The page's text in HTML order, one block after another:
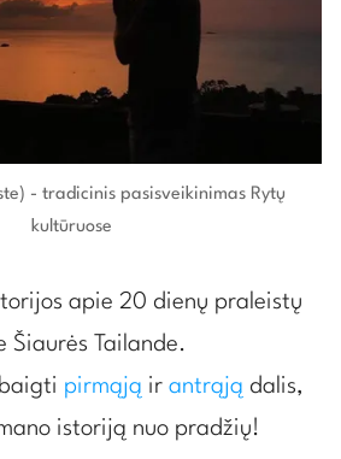
- tradicinis pasisveikinimas Rytų
kultūruose
apie 20 dienų praleistų
Šiaurės Tailande.
pirmąją ir antrąją dalis,
istoriją nuo pradžių!